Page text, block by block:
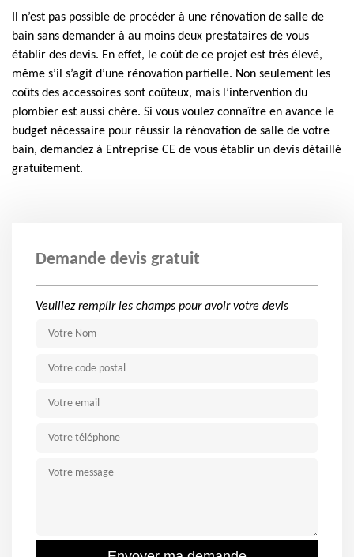
Il n’est pas possible de procéder à une rénovation de salle de
bain sans demander à au moins deux prestataires de vous
établir des devis. En effet, le coût de ce projet est très élevé,
même s’il s’agit d’une rénovation partielle. Non seulement les
coûts des accessoires sont coûteux, mais l’intervention du
plombier est aussi chère. Si vous voulez connaître en avance le
budget nécessaire pour réussir la rénovation de salle de votre
bain, demandez à Entreprise CE de vous établir un devis détaillé
gratuitement.
Demande devis gratuit
Veuillez remplir les champs pour avoir votre devis